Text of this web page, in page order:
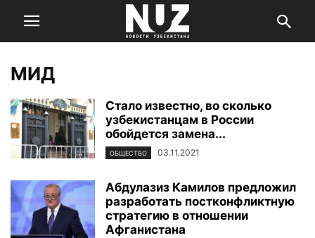
МИД
Стало известно, во сколько
узбекистанцам в России
обойдется замена...
ОБЩЕСТВО 03.11.2021
Абдулазиз Камилов предложил
разработать постконфликтную
стратегию в отношении
Афганистана